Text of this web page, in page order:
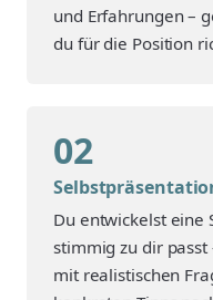
und Erfahrungen –
du für die Position
02
Du entwickelst eine
stimmig zu dir passt
mit realistischen